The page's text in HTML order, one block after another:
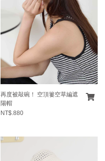
再度被敲碗！ 空頂簍空草編遮
陽帽
NT$.880